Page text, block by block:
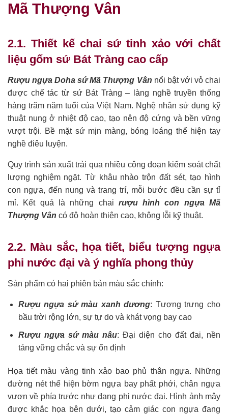
Mã Thượng Vân
2.1. Thiết kế chai sứ tinh xảo với chất
liệu gốm sứ Bát Tràng cao cấp
Rượu ngựa Doha sứ Mã Thượng Vân nổi bật với vỏ chai
được chế tác từ sứ Bát Tràng – làng nghề truyền thống
hàng trăm năm tuổi của Việt Nam. Nghệ nhân sử dụng kỹ
thuật nung ở nhiệt độ cao, tạo nên độ cứng và bền vững
vượt trội. Bề mặt sứ mịn màng, bóng loáng thể hiện tay
nghề điêu luyện.
Quy trình sản xuất trải qua nhiều công đoạn kiểm soát chất
lượng nghiệm ngặt. Từ khâu nhào trộn đất sét, tạo hình
con ngựa, đến nung và trang trí, mỗi bước đều cần sự tỉ
mỉ. Kết quả là những chai rượu hình con ngựa Mã
Thượng Vân có độ hoàn thiện cao, không lỗi kỹ thuật.
2.2. Màu sắc, họa tiết, biểu tượng ngựa
phi nước đại và ý nghĩa phong thủy
Sản phẩm có hai phiên bản màu sắc chính:
Rượu ngựa sứ màu xanh dương: Tượng trưng cho
bầu trời rộng lớn, sự tự do và khát vọng bay cao
Rượu ngựa sứ màu nâu: Đại diện cho đất đai, nền
tảng vững chắc và sự ổn định
Họa tiết màu vàng tinh xảo bao phủ thân ngựa. Những
đường nét thể hiện bờm ngựa bay phất phới, chân ngựa
vươn về phía trước như đang phi nước đại. Hình ảnh mây
được khắc họa bên dưới, tạo cảm giác con ngựa đang